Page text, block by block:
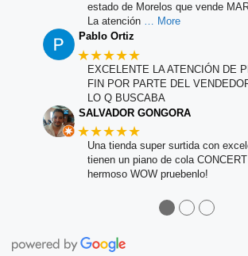
estado de Morelos que vende
La atención … More
Pablo Ortiz
★★★★★
EXCELENTE LA ATENCIÓN DE
FIN POR PARTE DEL
LO Q BUSCABA
SALVADOR GONGORA
★★★★★
Una tienda super surtida con
tienen un piano de cola
hermoso WOW pruebenlo!
●●●